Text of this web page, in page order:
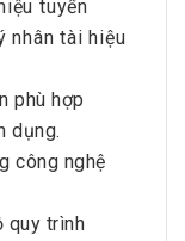
tuyển
nhân tài hiệu
phù hợp
dụng.
công nghệ
quy trình